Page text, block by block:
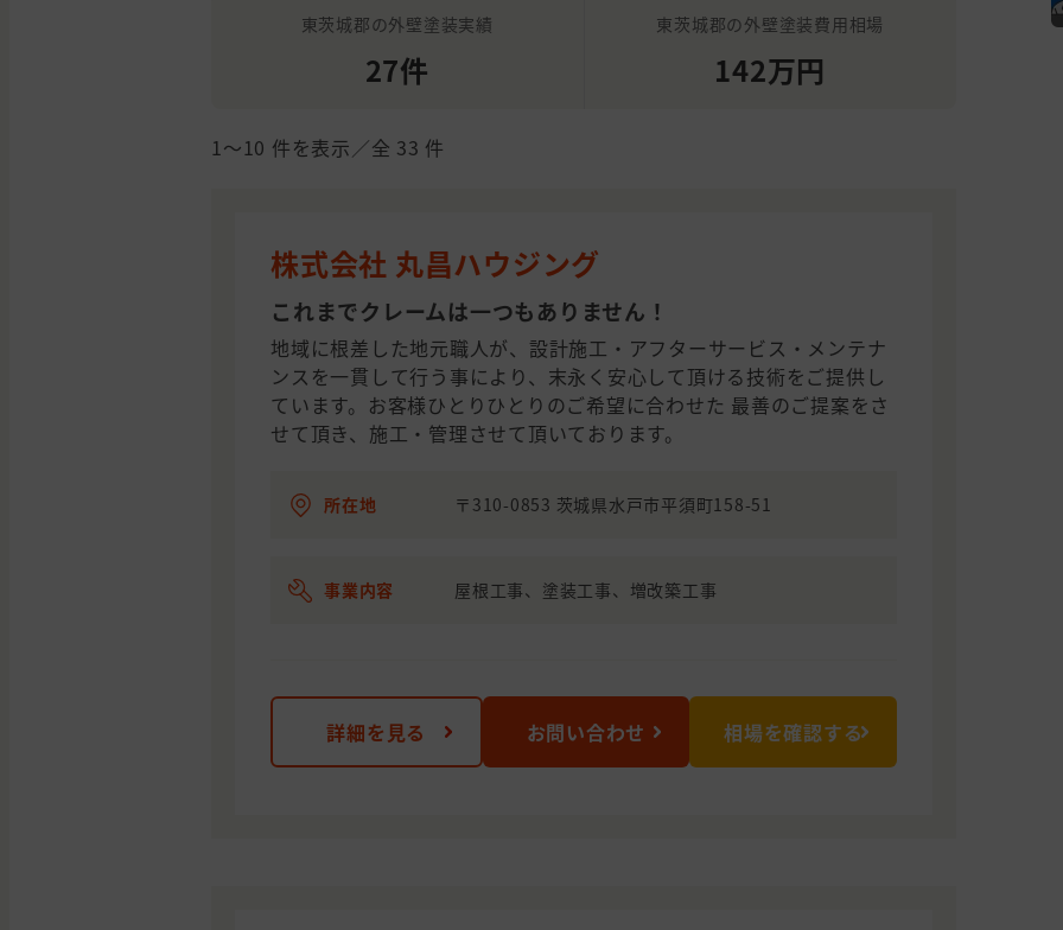
東茨城郡の外壁塗装実績
27件
東茨城郡の外壁塗装費用相場
142万円
1〜10 件を表示／全 33 件
株式会社 丸昌ハウジング
これまでクレームは一つもありません！
地域に根差した地元職人が、設計施工・アフターサービス・メンテナ
ンスを一貫して行う事により、末永く安心して頂ける技術をご提供し
ています。お客様ひとりひとりのご希望に合わせた 最善のご提案をさ
せて頂き、施工・管理させて頂いております。
所在地 〒310-0853 茨城県水戸市平須町158-51
事業内容 屋根工事、塗装工事、増改築工事
詳細を見る お問い合わせ 相場を確認する